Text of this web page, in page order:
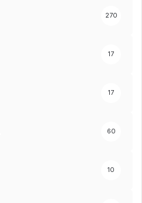
270
17
17
60
10